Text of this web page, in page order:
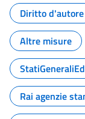
Diritto d'autore
Altre misure
Rai agenzie